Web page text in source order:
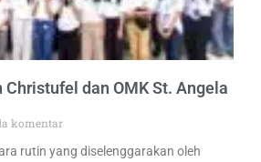
Christufel dan OMK St. Angela
komentar
rutin yang diselenggarakan oleh